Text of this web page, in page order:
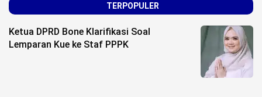
TERPOPULER
Ketua DPRD Bone Klarifikasi Soal
Lemparan Kue ke Staf PPPK